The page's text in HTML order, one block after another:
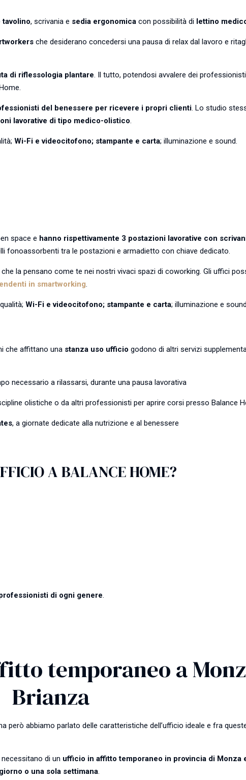
, scrivania e sedia ergonomica con possibilità di lettino
che desiderano concedersi una pausa di relax dal lavoro e
di riflessologia plantare. Il tutto, potendosi avvalere dei
del benessere per ricevere i propri clienti. Lo studio
lavorative di tipo medico-olistico.
Wi-Fi e videocitofono; stampante e carta; illuminazione e sound.
space e hanno rispettivamente 3 postazioni lavorative con
fonoassorbenti tra le postazioni e armadietto con chiave dedicato.
la pensano come te nei nostri vivaci spazi di coworking. Gli uffici
in smartworking.
Wi-Fi e videocitofono; stampante e carta; illuminazione e
che affittano una stanza uso ufficio godono di altri servizi
necessario a rilassarsi, durante una pausa lavorativa
olistiche o da altri professionisti per aprire corsi presso Balance
, a giornate dedicate alla nutrizione e al benessere
A BALANCE HOME?
di ogni genere.
temporaneo a
Brianza
però abbiamo parlato delle caratteristiche dell’ufficio ideale e fra
di un ufficio in affitto temporaneo in provincia di Monza
o una sola settimana.